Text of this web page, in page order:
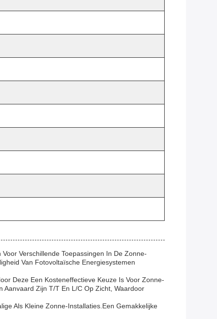
Verschillende Toepassingen In De Zonne-
Van Fotovoltaïsche Energiesystemen
Deze Een Kosteneffectieve Keuze Is Voor Zonne-
Zijn T/T En L/C Op Zicht, Waardoor
Als Kleine Zonne-Installaties.een Gemakkelijke